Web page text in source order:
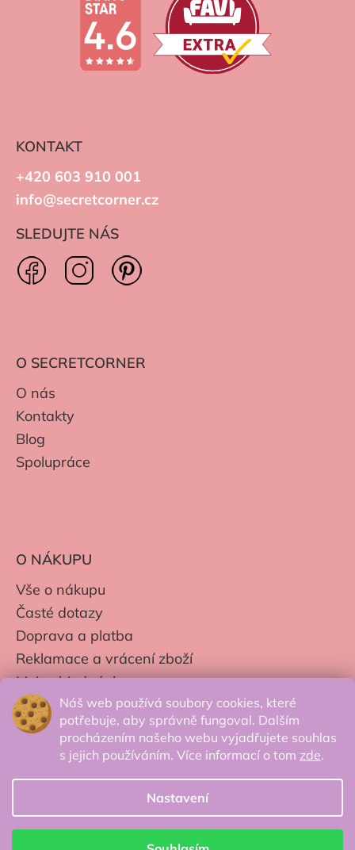
Náš web používá soubory cookies, které
potřebuje, aby správně fungoval. Dalším
procházením našeho webu vyjadřujete souhlas
s jejich používáním. Více informací o tom zde.
Nastavení
KONTAKT
+420 603 910 001
info@secretcorner.cz
SLEDUJTE NÁS
O SECRETCORNER
O nás
Kontakty
Blog
Spolupráce
O NÁKUPU
Vše o nákupu
Časté dotazy
Doprava a platba
Reklamace a vrácení zboží
Moje objednávky
Obchodní podmínky
Zpracování os. údajů
© 2026 Secretcorner.cz - Všechna práva
vyhrazena.